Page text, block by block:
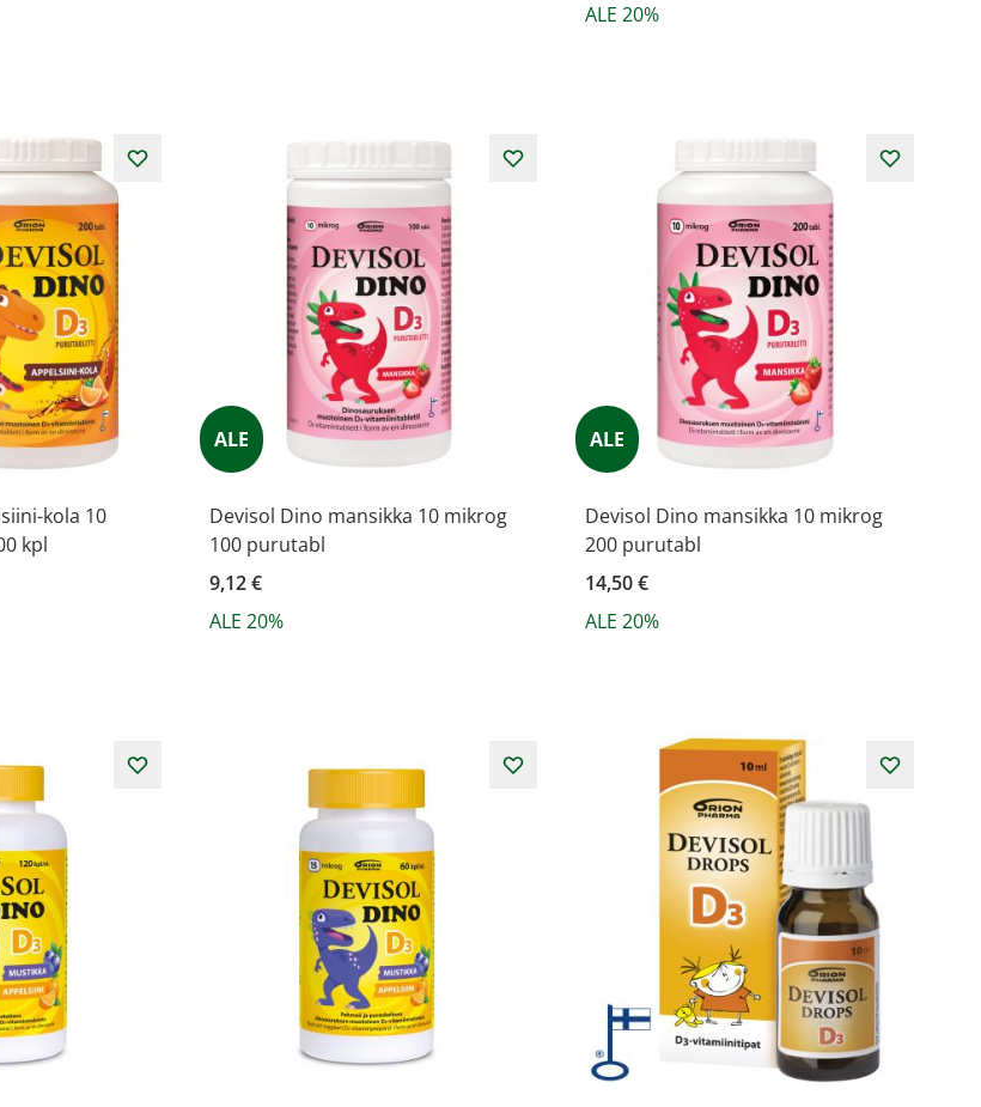
ALE 20%
kola 10
kpl
ALE
Devisol Dino mansikka 10 mikrog
100 purutabl
9,12 €
ALE 20%
ALE
Devisol Dino mansikka 10 mikrog
200 purutabl
14,50 €
ALE 20%